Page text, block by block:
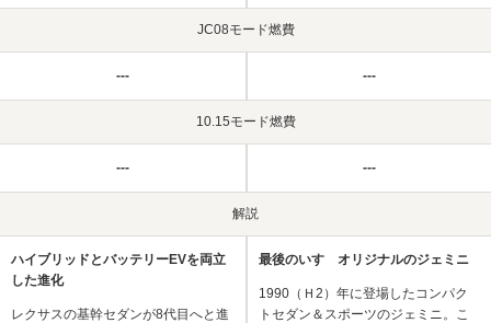
JC08モード燃費
--- ---
10.15モード燃費
--- ---
解説
ハイブリッドとバッテリーEVを両立
した進化
レクサスの基幹セダンが8代目へと進
最後のいすゞオリジナルのジェミニ
1990（Ｈ2）年に登場したコンパク
トセダン＆スポーツのジェミニ。こ